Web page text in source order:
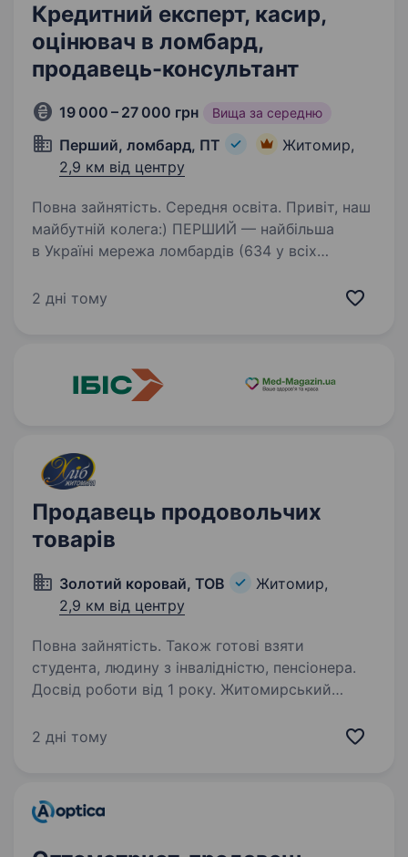
Кредитний експерт, касир,
оцінювач в ломбард,
продавець-консультант
19 000 – 27 000 грн Вища за середню
Перший, ломбард, ПТ
Житомир,
2,9 км від центру
Повна зайнятість. Середня освіта. Привіт, наш
майбутній колега:) ПЕРШИЙ — найбільша
в Україні мережа ломбардів (634 у всіх
де можна отримати інші фінансові послуги
2 дні тому
Продавець продовольчих
товарів
Золотий коровай, ТОВ
Житомир,
2,9 км від центру
Повна зайнятість. Також готові взяти
студента, людину з інвалідністю, пенсіонера.
Досвід роботи від 1 року. Житомирський
на ринку виробництва хлібобулочних виробів, і
Корбутовки). Якщо ви активна, відповідальна…
2 дні тому